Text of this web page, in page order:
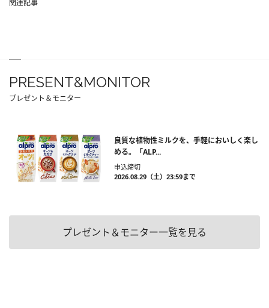
関連記事
PRESENT&MONITOR
プレゼント＆モニター
良質な植物性ミルクを、手軽においしく楽し
める。「ALP...
申込締切
2026.08.29（土）23:59まで
プレゼント＆モニター一覧を見る